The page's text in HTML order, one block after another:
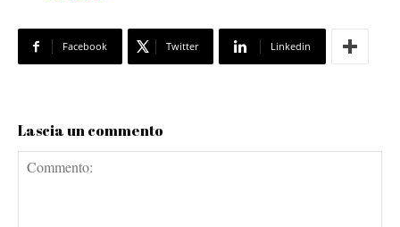
Facebook Twitter Linkedin
Lascia un commento